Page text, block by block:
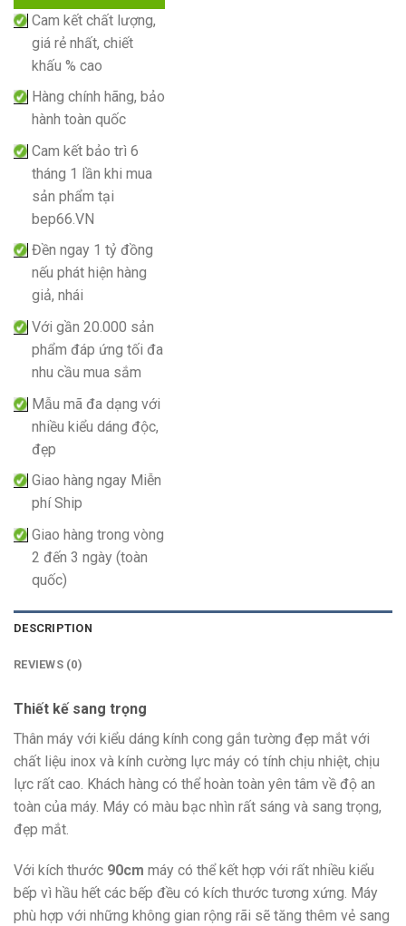
Cam kết chất lượng,
giá rẻ nhất, chiết
khấu % cao
Hàng chính hãng, bảo
hành toàn quốc
Cam kết bảo trì 6
tháng 1 lần khi mua
sản phẩm tại
bep66.VN
Đền ngay 1 tỷ đồng
nếu phát hiện hàng
giả, nhái
Với gần 20.000 sản
phẩm đáp ứng tối đa
nhu cầu mua sắm
Mẫu mã đa dạng với
nhiều kiểu dáng độc,
đẹp
Giao hàng ngay Miễn
phí Ship
Giao hàng trong vòng
2 đến 3 ngày (toàn
quốc)
DESCRIPTION
REVIEWS (0)
Thiết kế sang trọng
Thân máy với kiểu dáng kính cong gắn tường đẹp mắt với
chất liệu inox và kính cường lực máy có tính chịu nhiệt, chịu
lực rất cao. Khách hàng có thể hoàn toàn yên tâm về độ an
toàn của máy. Máy có màu bạc nhìn rất sáng và sang trọng,
đẹp mắt.
Với kích thước 90cm máy có thể kết hợp với rất nhiều kiểu
bếp vì hầu hết các bếp đều có kích thước tương xứng. Máy
phù hợp với những không gian rộng rãi sẽ tăng thêm vẻ sang